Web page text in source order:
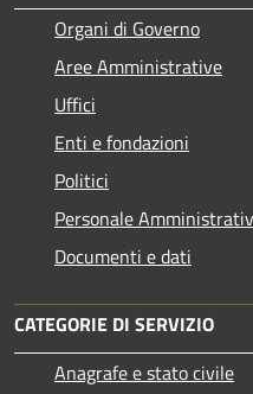
Organi di Governo
Aree Amministrative
Uffici
Enti e fondazioni
Politici
Personale
Documenti e dati
CATEGORIE DI SERVIZIO
Anagrafe e stato civile